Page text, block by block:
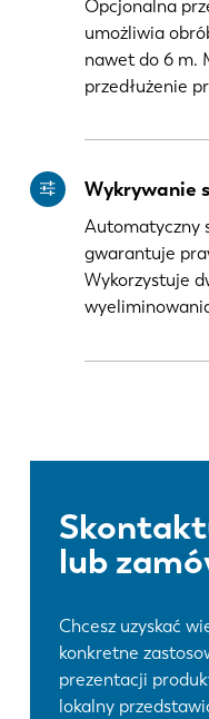
Opcjonalna
umożliwia
nawet do 6 m.
przedłużenie
Wykrywanie
Automatyczny
gwarantuje
Wykorzystuje
lub
Chcesz uzyskać
konkretne
prezentacji
lokalny